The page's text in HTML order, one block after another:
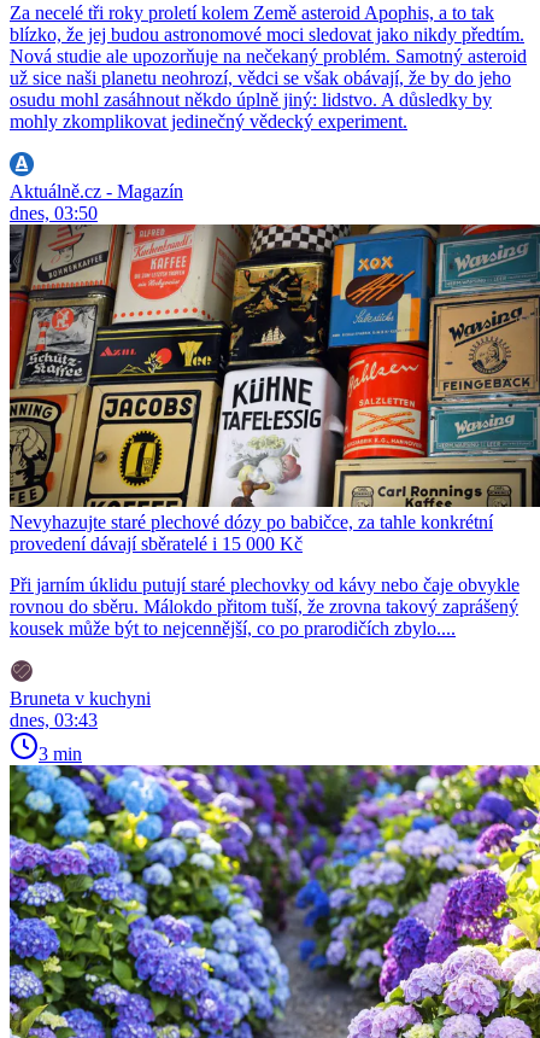
Za necelé tři roky proletí kolem Země asteroid Apophis, a to tak
blízko, že jej budou astronomové moci sledovat jako nikdy předtím.
Nová studie ale upozorňuje na nečekaný problém. Samotný asteroid
už sice naši planetu neohrozí, vědci se však obávají, že by do jeho
osudu mohl zasáhnout někdo úplně jiný: lidstvo. A důsledky by
mohly zkomplikovat jedinečný vědecký experiment.
Aktuálně.cz - Magazín
dnes, 03:50
Nevyhazujte staré plechové dózy po babičce, za tahle konkrétní
provedení dávají sběratelé i 15 000 Kč
Při jarním úklidu putují staré plechovky od kávy nebo čaje obvykle
rovnou do sběru. Málokdo přitom tuší, že zrovna takový zaprášený
kousek může být to nejcennější, co po prarodičích zbylo....
Bruneta v kuchyni
dnes, 03:43
3 min